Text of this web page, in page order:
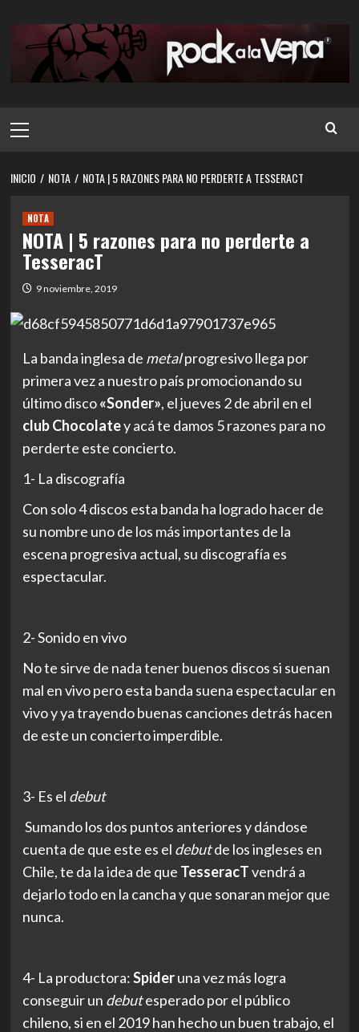
contenido
principal
INICIO NOTA NOTA | 5 RAZONES PARA NO PERDERTE A TESSERACT
NOTA
NOTA | 5 razones para no perderte a
TesseracT
9 noviembre, 2019
La banda inglesa de metalprogresivo llega por
primera vez a nuestro país promocionando su
último disco«Sonder», el jueves 2 de abril en el
club Chocolatey acá te damos 5 razones para no
perderte este concierto.
1- La discografía
Con solo 4 discos esta banda ha logrado hacer de
su nombre uno de los más importantes de la
escena progresiva actual, su discografía es
espectacular.
2- Sonido en vivo
No te sirve de nada tener buenos discos si suenan
mal en vivo pero esta banda suena espectacular en
vivo y ya trayendo buenas canciones detrás hacen
de este un concierto imperdible.
3- Es el debut
Sumando los dos puntos anteriores y dándose
cuenta de que este es el debutde los ingleses en
Chile, te da la idea de que TesseracTvendrá a
dejarlo todo en la cancha y que sonaran mejor que
nunca.
4- La productora:Spideruna vez más logra
conseguir un debutesperado por el público
chileno, si en el 2019 han hecho un buen trabajo, el